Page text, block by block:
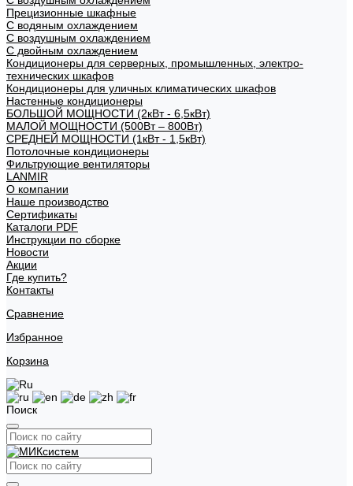
Прецизионные шкафные
С водяным охлаждением
С воздушным охлаждением
С двойным охлаждением
Кондиционеры для серверных, промышленных, электро-
технических шкафов
Кондиционеры для уличных климатических шкафов
Настенные кондиционеры
БОЛЬШОЙ МОЩНОСТИ (2кВт - 6,5кВт)
МАЛОЙ МОЩНОСТИ (500Вт – 800Вт)
СРЕДНЕЙ МОЩНОСТИ (1кВт - 1,5кВт)
Потолочные кондиционеры
Фильтрующие вентиляторы
LANMIR
О компании
Наше производство
Сертификаты
Каталоги PDF
Инструкции по сборке
Новости
Акции
Где купить?
Контакты
Сравнение
Избранное
Корзина
Поиск